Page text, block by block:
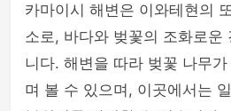
카마이시 해변은 이와테현의
소로, 바다와 벚꽃의 조화로운
니다. 해변을 따라 벚꽃 나무
며 볼 수 있으며, 이곳에서는